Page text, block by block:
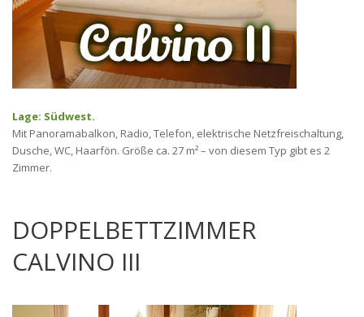
Lage: Südwest.
Mit Panoramabalkon, Radio, Telefon, elektrische Netzfreischaltung,
Dusche, WC, Haarfön. Größe ca. 27 m² – von diesem Typ gibt es 2
Zimmer.
DOPPELBETTZIMMER
CALVINO III